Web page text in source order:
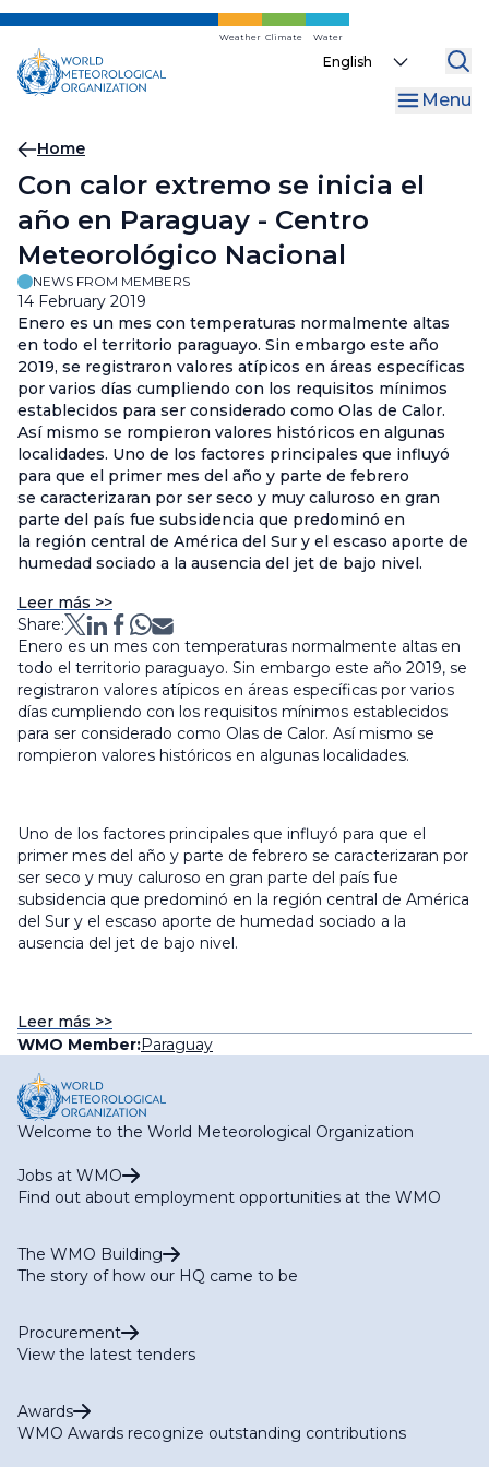
Skip
main
content
Weather Climate Water
Select
Menu
Breadcrumb
Home
Con calor extremo se inicia el
año en Paraguay - Centro
Meteorológico Nacional
NEWS FROM MEMBERS
14 February 2019
Enero es un mes con temperaturas normalmente altas
en todo el territorio paraguayo. Sin embargo este año
2019, se registraron valores atípicos en áreas específicas
por varios días cumpliendo con los requisitos mínimos
establecidos para ser considerado como Olas de Calor.
Así mismo se rompieron valores históricos en algunas
localidades. Uno de los factores principales que influyó
para que el primer mes del año y parte de febrero
se caracterizaran por ser seco y muy caluroso en gran
parte del país fue subsidencia que predominó en
la región central de América del Sur y el escaso aporte de
humedad sociado a la ausencia del jet de bajo nivel.
Leer más >>
Share:
Enero es un mes con temperaturas normalmente altas en
todo el territorio paraguayo. Sin embargo este año 2019, se
registraron valores atípicos en áreas específicas por varios
días cumpliendo con los requisitos mínimos establecidos
para ser considerado como Olas de Calor. Así mismo se
rompieron valores históricos en algunas localidades.
Uno de los factores principales que influyó para que el
primer mes del año y parte de febrero se caracterizaran por
ser seco y muy caluroso en gran parte del país fue
subsidencia que predominó en la región central de América
del Sur y el escaso aporte de humedad sociado a la
ausencia del jet de bajo nivel.
Leer más >>
WMO Member:Paraguay
Welcome to the World Meteorological Organization
Jobs at WMO
Find out about employment opportunities at the WMO
The WMO Building
The story of how our HQ came to be
Procurement
View the latest tenders
Awards
WMO Awards recognize outstanding contributions